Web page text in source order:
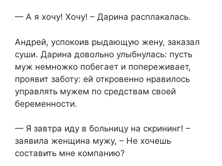
— А я хочу! Хочу! – Дарина расплакалась.
Андрей, успокоив рыдающую жену, заказал
суши. Дарина довольно улыбнулась: пусть
муж немножко побегает и попереживает,
проявит заботу: ей откровенно нравилось
управлять мужем по средствам своей
беременности.
— Я завтра иду в больницу на скрининг! –
заявила женщина мужу, – Не хочешь
составить мне компанию?